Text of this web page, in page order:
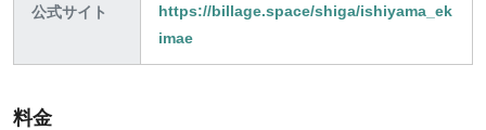
公式サイト
https://billage.space/shiga/ishiyama_ek
imae
料金